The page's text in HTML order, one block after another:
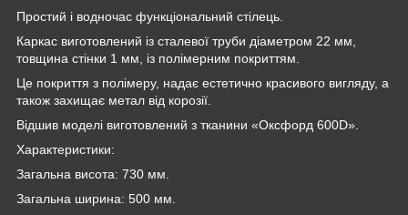
Простий і водночас функціональний стілець.
Каркас виготовлений із сталевої труби діаметром 22 мм,
товщина стінки 1 мм, із полімерним покриттям.
Це покриття з полімеру, надає естетично красивого вигляду, а
також захищає метал від корозії.
Відшив моделі виготовлений з тканини «Оксфорд 600D».
Характеристики:
Загальна висота: 730 мм.
Загальна ширина: 500 мм.